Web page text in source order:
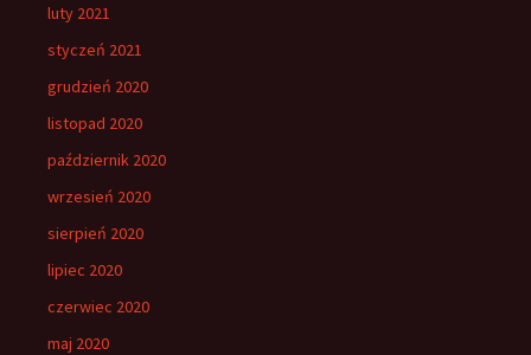
luty 2021
styczeń 2021
grudzień 2020
listopad 2020
październik 2020
wrzesień 2020
sierpień 2020
lipiec 2020
czerwiec 2020
maj 2020